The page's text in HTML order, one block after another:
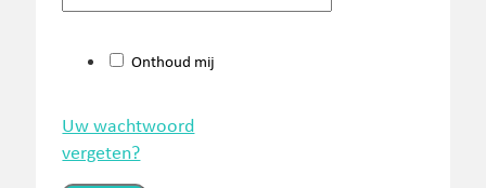
Onthoud mij
Uw wachtwoord
vergeten?